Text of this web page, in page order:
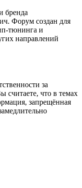
бренда
Форум создан для
тюнинга и
направлений
за
что в темах
запрещённая